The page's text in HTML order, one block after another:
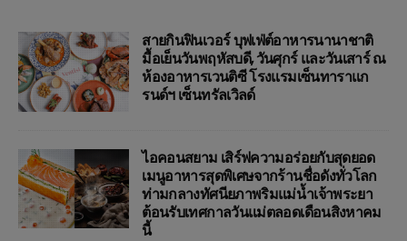
สายกินฟินเวอร์ บุฟเฟ่ต์อาหารนานาชาติ
มื้อเย็นวันพฤหัสบดี, วันศุกร์ และวันเสาร์ ณ
ห้องอาหารเวนติซี โรงแรมเซ็นทาราแก
รนด์ฯ เซ็นทรัลเวิลด์
ไอคอนสยาม เสิร์ฟความอร่อยกับสุดยอด
เมนูอาหารสุดพิเศษจากร้านชื่อดังทั่วโลก
ท่ามกลางทัศนียภาพริมแม่น้ำเจ้าพระยา
ต้อนรับเทศกาลวันแม่ตลอดเดือนสิงหาคม
นี้